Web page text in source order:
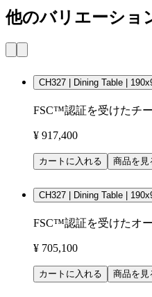
他のバリエーショ
CH327 | Dining Table |
FSC™認証を受けたチ
¥ 917,400
カートに入れる 商品を見
CH327 | Dining Table |
FSC™認証を受けたオ
¥ 705,100
カートに入れる 商品を見